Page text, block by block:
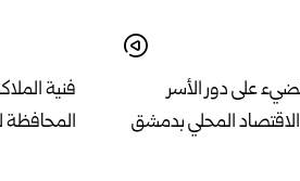
تضيء على دور الأسر
المحلي بدمشق
فنية
المحافظة